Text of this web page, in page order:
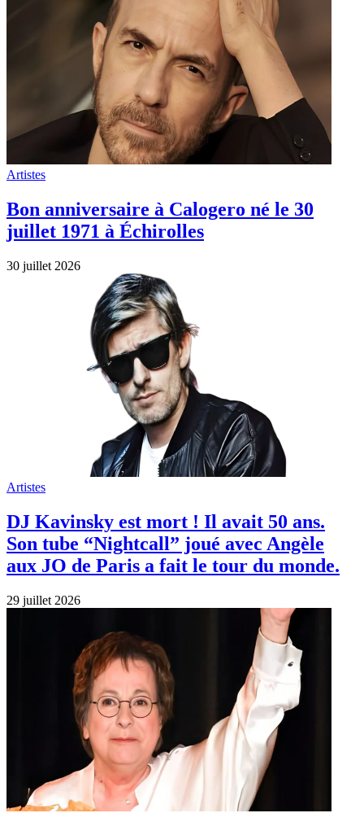
Artistes
Bon anniversaire à Calogero né le 30
juillet 1971 à Échirolles
30 juillet 2026
Artistes
DJ Kavinsky est mort ! Il avait 50 ans.
Son tube “Nightcall” joué avec Angèle
aux JO de Paris a fait le tour du monde.
29 juillet 2026